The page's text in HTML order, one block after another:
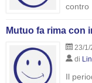
contro
Mutuo fa rima con
23/1/
di
Il